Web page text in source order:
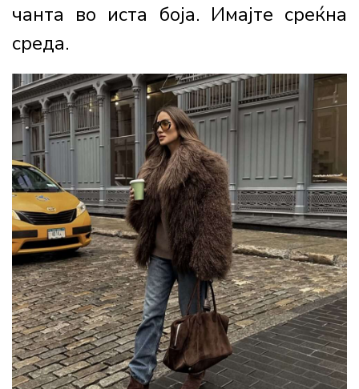
чанта во иста боја. Имајте среќна
среда.